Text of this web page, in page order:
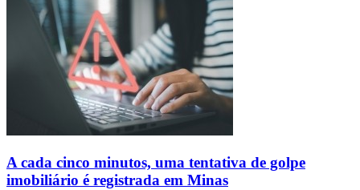
A cada cinco minutos, uma tentativa de golpe
imobiliário é registrada em Minas